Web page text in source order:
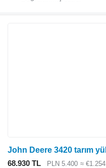
68.930 TL PLN 5.400 ≈ €1.254